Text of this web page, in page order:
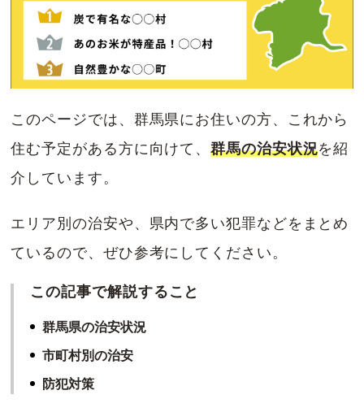
このページでは、群馬県にお住いの方、これから
住む予定がある方に向けて、群馬の治安状況を紹
介しています。
エリア別の治安や、県内で多い犯罪などをまとめ
ているので、ぜひ参考にしてください。
この記事で解説すること
群馬県の治安状況
市町村別の治安
防犯対策